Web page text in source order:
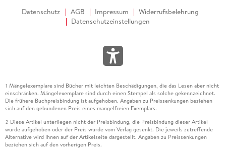
Datenschutz AGB Impressum
Widerrufsbelehrung
Datenschutzeinstellungen
1 Mängelexemplare sind Bücher mit leichten Beschädigungen, die das Lesen aber nicht
einschränken. Mängelexemplare sind durch einen Stempel als solche gekennzeichnet.
Die frühere Buchpreisbindung ist aufgehoben. Angaben zu Preissenkungen beziehen
sich auf den gebundenen Preis eines mangelfreien Exemplars.
2 Diese Artikel unterliegen nicht der Preisbindung, die Preisbindung dieser Artikel
wurde aufgehoben oder der Preis wurde vom Verlag gesenkt. Die jeweils zutreffende
Alternative wird Ihnen auf der Artikelseite dargestellt. Angaben zu Preissenkungen
beziehen sich auf den vorherigen Preis.